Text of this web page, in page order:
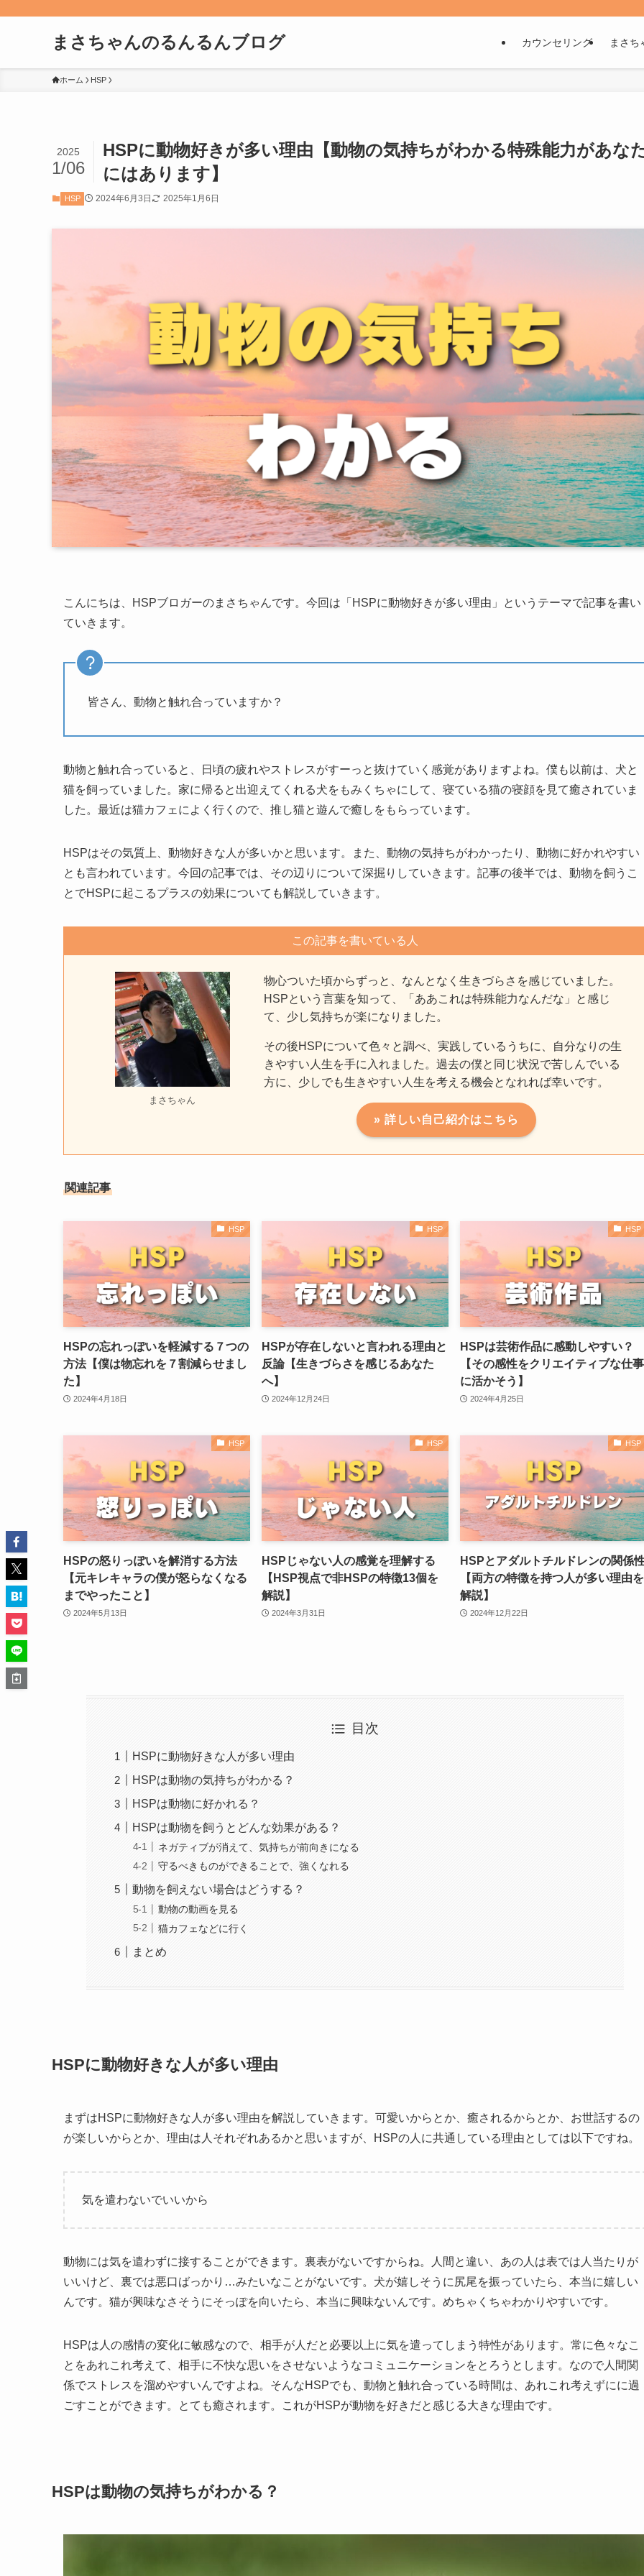
まさちゃんのるんるんブログ カウンセリング まさち
ホーム HSP
HSPに動物好きが多い理由【動物の気持ちがわかる特殊能力があな
にはあります】
2025
1/06
HSP 2024年6月3日 2025年1月6日
こんにちは、HSPブロガーのまさちゃんです。今回は「HSPに動物好きが多い理由」というテーマで記事を書い
ていきます。
皆さん、動物と触れ合っていますか？
動物と触れ合っていると、日頃の疲れやストレスがすーっと抜けていく感覚がありますよね。僕も以前は、犬と
猫を飼っていました。家に帰ると出迎えてくれる犬をもみくちゃにして、寝ている猫の寝顔を見て癒されていま
した。最近は猫カフェによく行くので、推し猫と遊んで癒しをもらっています。
HSPはその気質上、動物好きな人が多いかと思います。また、動物の気持ちがわかったり、動物に好かれやすい
とも言われています。今回の記事では、その辺りについて深掘りしていきます。記事の後半では、動物を飼うこ
とでHSPに起こるプラスの効果についても解説していきます。
この記事を書いている人
まさちゃん
物心ついた頃からずっと、なんとなく生きづらさを感じていました。
HSPという言葉を知って、「ああこれは特殊能力なんだな」と感じ
て、少し気持ちが楽になりました。
その後HSPについて色々と調べ、実践しているうちに、自分なりの生
きやすい人生を手に入れました。過去の僕と同じ状況で苦しんでいる
方に、少しでも生きやすい人生を考える機会となれれば幸いです。
» 詳しい自己紹介はこちら
関連記事
HSP
HSPの忘れっぽいを軽減する７つの
方法【僕は物忘れを７割減らせまし
た】
2024年4月18日
HSP
HSPが存在しないと言われる理由と
反論【生きづらさを感じるあなた
へ】
2024年12月24日
HSP
HSPは芸術作品に感動しやすい？
【その感性をクリエイティブな仕事
に活かそう】
2024年4月25日
HSP
HSPの怒りっぽいを解消する方法
【元キレキャラの僕が怒らなくなる
までやったこと】
2024年5月13日
HSP
HSPじゃない人の感覚を理解する
【HSP視点で非HSPの特徴13個を
解説】
2024年3月31日
HSP
HSPとアダルトチルドレンの関係
【両方の特徴を持つ人が多い理由を
解説】
2024年12月22日
目次
HSPに動物好きな人が多い理由
HSPは動物の気持ちがわかる？
HSPは動物に好かれる？
HSPは動物を飼うとどんな効果がある？
ネガティブが消えて、気持ちが前向きになる
守るべきものができることで、強くなれる
動物を飼えない場合はどうする？
動物の動画を見る
猫カフェなどに行く
まとめ
HSPに動物好きな人が多い理由
まずはHSPに動物好きな人が多い理由を解説していきます。可愛いからとか、癒されるからとか、お世話するの
が楽しいからとか、理由は人それぞれあるかと思いますが、HSPの人に共通している理由としては以下ですね。
気を遣わないでいいから
動物には気を遣わずに接することができます。裏表がないですからね。人間と違い、あの人は表では人当たりが
いいけど、裏では悪口ばっかり…みたいなことがないです。犬が嬉しそうに尻尾を振っていたら、本当に嬉しい
んです。猫が興味なさそうにそっぽを向いたら、本当に興味ないんです。めちゃくちゃわかりやすいです。
HSPは人の感情の変化に敏感なので、相手が人だと必要以上に気を遣ってしまう特性があります。常に色々なこ
とをあれこれ考えて、相手に不快な思いをさせないようなコミュニケーションをとろうとします。なので人間関
係でストレスを溜めやすいんですよね。そんなHSPでも、動物と触れ合っている時間は、あれこれ考えずにに過
ごすことができます。とても癒されます。これがHSPが動物を好きだと感じる大きな理由です。
HSPは動物の気持ちがわかる？